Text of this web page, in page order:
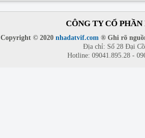
CÔNG TY CỔ
Copyright © 2020 nhadatvif.com ® Ghi rõ
Địa chỉ: Số 28 Đại
Hotline: 09041.895.28 -